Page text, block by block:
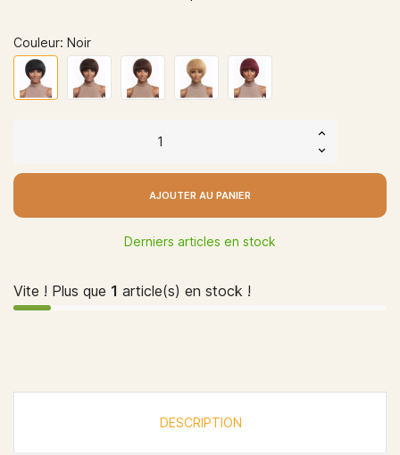
Couleur: Noir
AJOUTER AU PANIER
Derniers articles en stock
Vite ! Plus que 1 article(s) en stock !
DESCRIPTION